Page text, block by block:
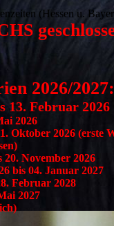
(Hessen u.
2026/2027:
13. Februar 2026
2026
Oktober 2026 (erste
20. November 2026
bis 04. Januar 2027
Februar 2028
2027